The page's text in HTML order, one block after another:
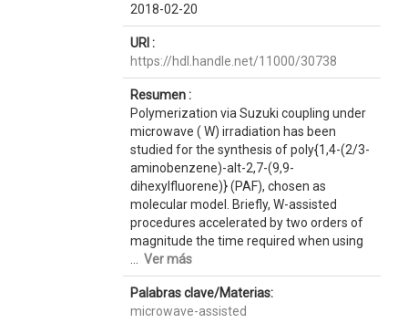
2018-02-20
URI :
https://hdl.handle.net/11000/30738
Resumen :
Polymerization via Suzuki coupling under
microwave ( W) irradiation has been
studied for the synthesis of poly{1,4-(2/3-
aminobenzene)-alt-2,7-(9,9-
dihexylfluorene)} (PAF), chosen as
molecular model. Briefly, W-assisted
procedures accelerated by two orders of
magnitude the time required when using
Ver más
Palabras clave/Materias:
microwave-assisted